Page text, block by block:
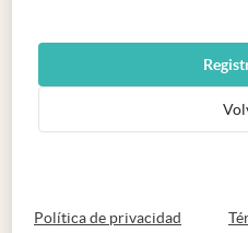
Política de privacidad abre en